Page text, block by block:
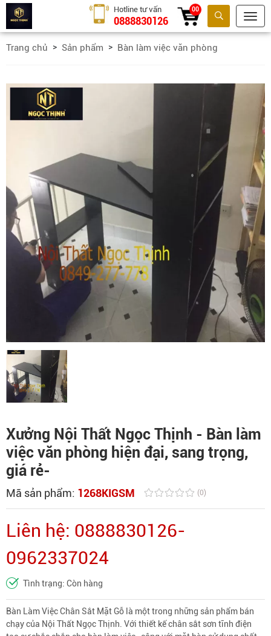
Tìm kiếm
Hotline tư vấn
0888830126
00
Trang chủ Sản phẩm Bàn làm việc văn phòng
Xưởng Nội Thất Ngọc Thịnh - Bàn làm
việc văn phòng hiện đại, sang trọng,
giá rẻ-
Mã sản phẩm: 1268KIGSM (0)
Liên hệ: 0888830126-
0962337024
Tình trạng: Còn hàng
Bàn Làm Việc Chân Sắt Mặt Gỗ là một trong những sản phẩm bán
chạy của Nội Thất Ngọc Thịnh. Với thiết kế chân sắt sơn tĩnh điện